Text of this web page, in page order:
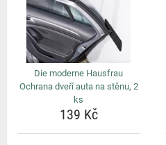
Die moderne Hausfrau
Ochrana dveří auta na stěnu, 2
ks
139 Kč